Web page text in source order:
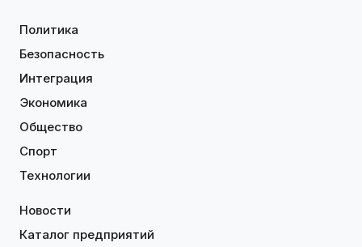
Политика
Безопасность
Интеграция
Экономика
Общество
Спорт
Технологии
Новости
Каталог предприятий